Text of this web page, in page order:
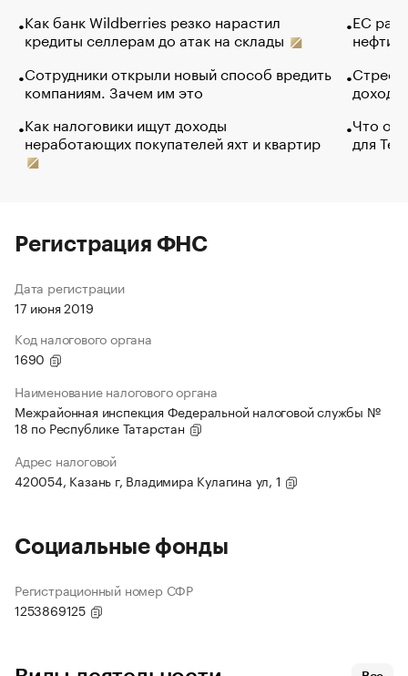
Как банк Wildberries резко нарастил
кредиты селлерам до атак на склады
Сотрудники открыли новый способ вредить
компаниям. Зачем им это
Как налоговики ищут доходы
неработающих покупателей яхт и квартир
ЕС
нефти
Что
для
Регистрация ФНС
Дата регистрации
17 июня 2019
Код налогового органа
1690
Наименование налогового органа
Межрайонная инспекция Федеральной налоговой службы №
18 по Республике Татарстан
Адрес налоговой
420054, Казань г, Владимира Кулагина ул, 1
Социальные фонды
Регистрационный номер СФР
1253869125